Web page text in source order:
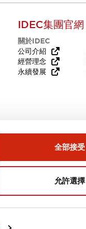
全部接受
允許選擇
IDEC集團官網
關於IDEC
公司介紹
經營理念
永續發展